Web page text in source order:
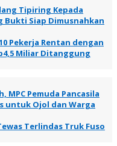
Tipiring Kepada
Bukti Siap Dimusnahkan
Pekerja Rentan dengan
Miliar Ditanggung
MPC Pemuda Pancasila
untuk Ojol dan Warga
Terlindas Truk Fuso